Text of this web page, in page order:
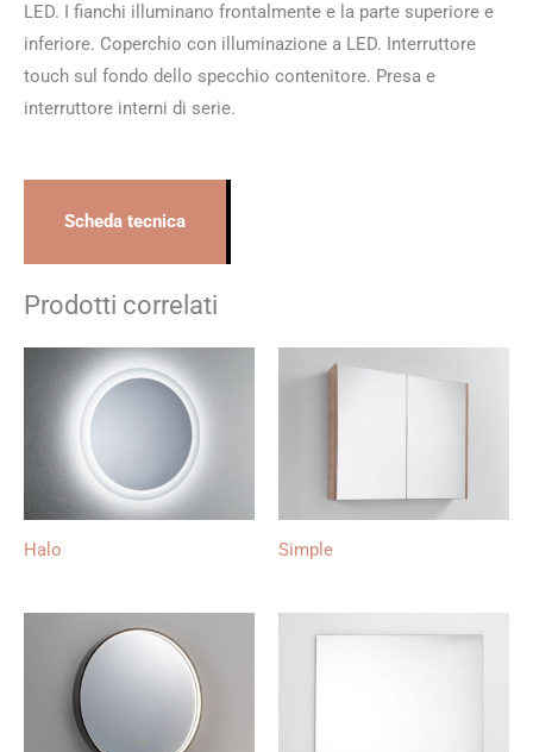
LED. I fianchi illuminano frontalmente e la parte superiore e
inferiore. Coperchio con illuminazione a LED. Interruttore
touch sul fondo dello specchio contenitore. Presa e
interruttore interni di serie.
Scheda tecnica
Prodotti correlati
Halo Simple